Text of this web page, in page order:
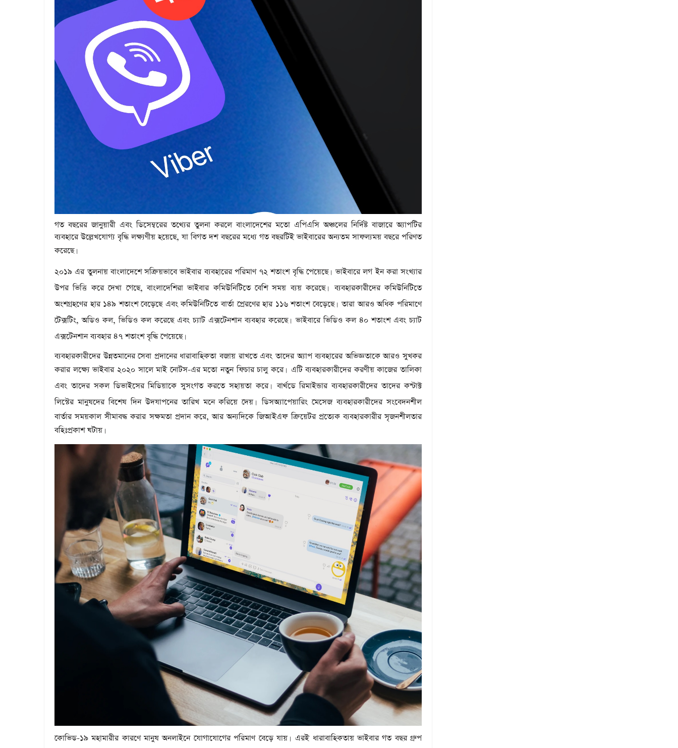
গত বছরের জানুয়ারী এবং ডিসেম্বরের তথ্যের তুলনা করলে বাংলাদেশের মতো এপিএসি অঞ্চলের নির্দিষ্ট বাজারে অ্যাপটির
ব্যবহারে উল্লেখযোগ্য বৃদ্ধি লক্ষ্যণীয় হয়েছে, যা বিগত দশ বছরের মধ্যে গত বছরটিই ভাইবারের অন্যতম সাফল্যময় বছরে পরিণত
করেছে।
২০১৯ এর তুলনায় বাংলাদেশে সক্রিয়ভাবে ভাইবার ব্যবহারের পরিমাণ ৭২ শতাংশ বৃদ্ধি পেয়েছে। ভাইবারে লগ ইন করা সংখ্যার
উপর ভিত্তি করে দেখা গেছে, বাংলাদেশিরা ভাইবার কমিউনিটিতে বেশি সময় ব্যয় করেছে।
ব্যবহারকারীদের কমিউনিটিতে
অংশগ্রহণের হার ১৪৯ শতাংশ বেড়েছে এবং কমিউনিটিতে বার্তা প্রেরণের হার ১১৬ শতাংশ বেড়েছে। তারা আরও অধিক পরিমাণে
টেক্সটিং, অডিও কল, ভিডিও কল করেছে এবং চ্যাট এক্সটেনশান ব্যবহার করেছে। ভাইবারে ভিডিও কল ৪০ শতাংশ এবং চ্যাট
এক্সটেনশান ব্যবহার ৪৭ শতাংশ বৃদ্ধি পেয়েছে।
ব্যবহারকারীদের উন্নতমানের সেবা প্রদানের ধারাবাহিকতা বজায় রাখতে এবং তাদের অ্যাপ ব্যবহারের অভিজ্ঞতাকে আরও সুখকর
করার লক্ষ্যে ভাইবার ২০২০ সালে মাই নোটস-এর মতো নতুন ফিচার চালু করে। এটি ব্যবহারকারীদের করণীয় কাজের তালিকা
এবং তাদের সকল ডিভাইসের মিডিয়াকে সুসংগত করতে সহায়তা করে। বার্থডে রিমাইন্ডার ব্যবহারকারীদের তাদের কন্টাক্ট
লিস্টের মানুষদের বিশেষ দিন উদযাপনের তারিখ মনে করিয়ে দেয়। ডিসঅ্যাপেয়ারিং মেসেজ ব্যবহারকারীদের সংবেদনশীল
বার্তার সময়কাল সীমাবদ্ধ করার সক্ষমতা প্রদান করে, আর অন্যদিকে জিআইএফ ক্রিয়েটর প্রত্যেক ব্যবহারকারীর সৃজনশীলতার
বহিঃপ্রকাশ ঘটায়।
কোভিড-১৯ মহামারীর কারণে মানুষ অনলাইনে যোগাযোগের পরিমাণ বেড়ে যায়। এরই ধারাবাহিকতায় ভাইবার গত বছর গ্রুপ